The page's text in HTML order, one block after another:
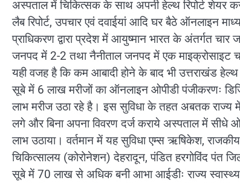
अस्पताल में चिकित्सक के साथ अपनी हेल्थ रिपोर्ट शेयर
लैब रिपोर्ट, उपचार एवं दवाईयां आदि घर बैठे ऑनलाइन
प्राधिकरण द्वारा प्रदेश में आयुष्मान भारत के अंतर्गत
जनपद में 2-2 तथा नैनीताल जनपद में एक माइक्रोसाइट
यही वजह है कि कम आबादी होने के बाद भी उत्तराखंड हेल्थ
सूबे में 6 लाख मरीजों का ऑनलाइन ओपीडी पंजीकरणः
लाभ मरीज उठा रहे है। इस सुविधा के तहत अबतक राज्य
लगे और बिना अपना विवरण दर्ज कराये अस्पताल में सीधे
लाभ उठाया। वर्तमान में यह सुविधा एम्स ऋषिकेश,
चिकित्सालय (कोरोनेशन) देहरादून, पंडित हरगोविंद पंत
सूबे में 70 लाख से अधिक बनी आभा आईडीः राज्य